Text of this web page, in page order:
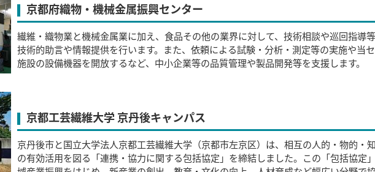
京都府織物・機械金属振興センター
繊維・織物業と機械金属業に加え、食品その他の業界に対して、技術相談や巡回指導
技術的助言や情報提供を行います。また、依頼による試験・分析・測定等の実施や当
施設の設備機器を開放するなど、中小企業等の品質管理や製品開発等を支援します。
京都工芸繊維大学 京丹後キャンパス
京丹後市と国立大学法人京都工芸繊維大学（京都市左京区）は、相互の人的・物的・
の有効活用を図る「連携・協力に関する包括協定」を締結しました。この「包括協定